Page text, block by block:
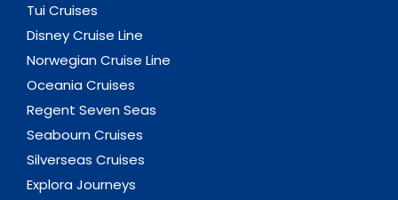
Tui Cruises
Disney Cruise Line
Norwegian Cruise Line
Oceania Cruises
Regent Seven Seas
Seabourn Cruises
Silverseas Cruises
Explora Journeys